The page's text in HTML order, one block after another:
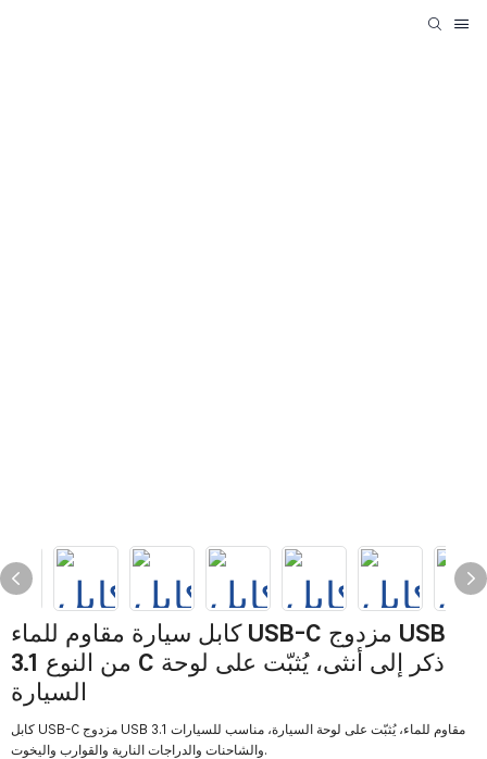
كابل سيارة مقاوم للماء USB-C مزدوج USB
3.1 من النوع C ذكر إلى أنثى، يُثبّت على لوحة
السيارة
كابل USB-C مزدوج USB 3.1 مقاوم للماء، يُثبّت على لوحة السيارة، مناسب للسيارات
والشاحنات والدراجات النارية والقوارب واليخوت.